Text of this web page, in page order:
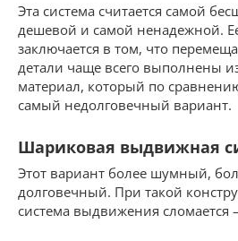
Эта система считается самой
дешевой и самой ненадежной.
заключается в том, что
детали чаще всего выполнены
материал, который по
самый недолговечный вариант.
Шариковая выдвижная
Этот вариант более шумный,
долговечный. При такой
система выдвижения сломается